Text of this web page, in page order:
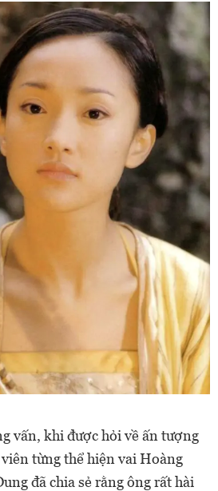
vấn, khi được hỏi về ấn tượng
từng thể hiện vai Hoàng
đã chia sẻ rằng ông rất hài